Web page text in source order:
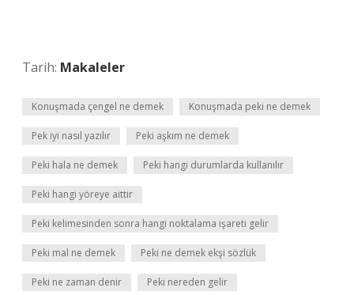
Tarih: Makaleler
Konuşmada çengel ne demek Konuşmada peki ne demek
Pek iyi nasıl yazılır Peki aşkım ne demek
Peki hala ne demek Peki hangi durumlarda kullanılır
Peki hangi yöreye aittir
Peki kelimesinden sonra hangi noktalama işareti gelir
Peki mal ne demek Peki ne demek ekşi sözlük
Peki ne zaman denir Peki nereden gelir